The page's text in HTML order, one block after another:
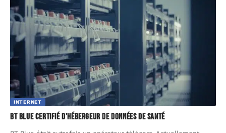
INTERNET
BT Blue certifié d’Hébergeur de Données de Santé